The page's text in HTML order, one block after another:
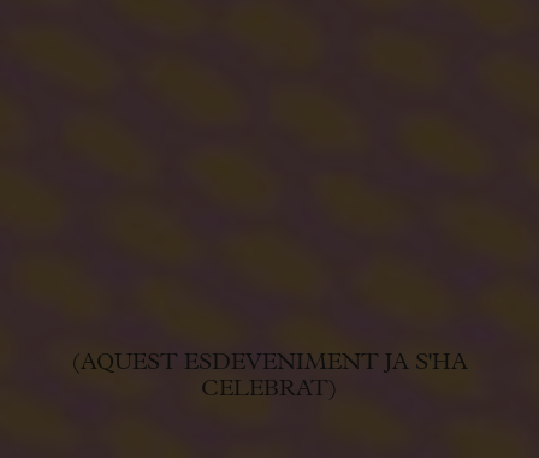
(AQUEST ESDEVENIMENT JA S'HA
CELEBRAT)